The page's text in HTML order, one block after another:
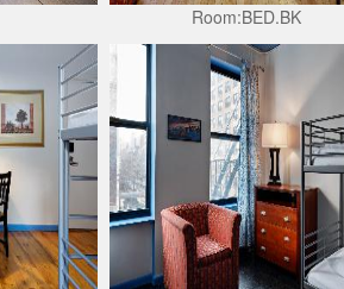
Room:BED.BK